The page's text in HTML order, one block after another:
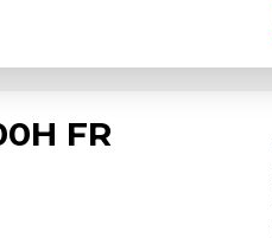
FR